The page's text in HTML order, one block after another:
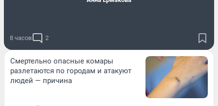
8 часов 2
Смертельно опасные комары
разлетаются по городам и атакуют
людей — причина